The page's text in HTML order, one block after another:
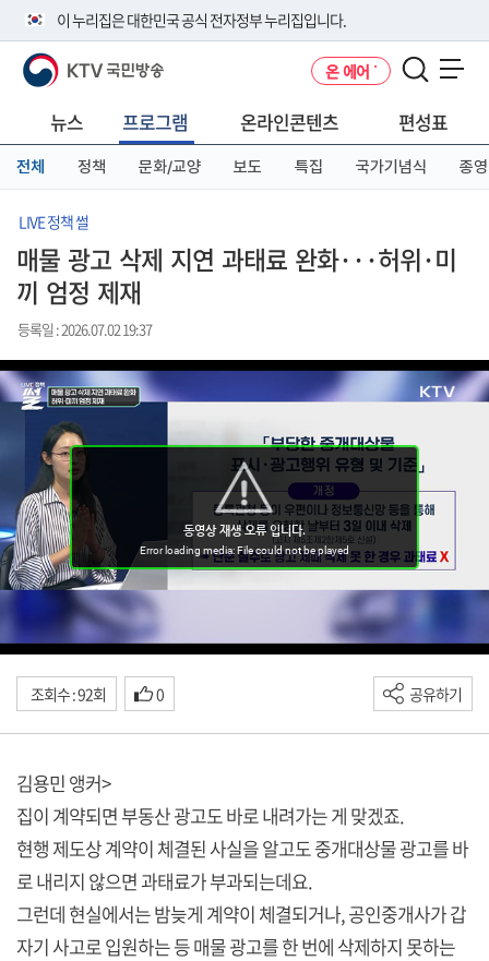
이 누리집은 대한민국 공식 전자정부 누리집입니다.
공식 누리집 주소 확인하기
니다.
이밖에 or.kr 또는 .kr등 다른 도메인 주소를 사용하고 있다면 아래 URL에
서 도메인 주소를 확인해 보세요
KTV 국민방송 온 에어
뉴스 프로그램 온라인콘텐츠 편성표
전체 정책 문화/교양 보도 특집 국가기념식 종영
LIVE 정책 썰
매물 광고 삭제 지연 과태료 완화···허위·미
끼 엄정 제재
등록일 : 2026.07.02 19:37
조회수 : 92회 0 공유하기
김용민 앵커>
집이 계약되면 부동산 광고도 바로 내려가는 게 맞겠죠.
현행 제도상 계약이 체결된 사실을 알고도 중개대상물 광고를 바
로 내리지 않으면 과태료가 부과되는데요.
그런데 현실에서는 밤늦게 계약이 체결되거나, 공인중개사가 갑
자기 사고로 입원하는 등 매물 광고를 한 번에 삭제하지 못하는